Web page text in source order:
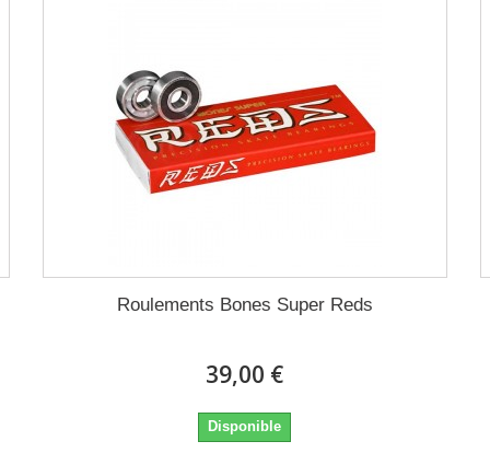
Roulements Bones Super Reds
39,00 €
Disponible